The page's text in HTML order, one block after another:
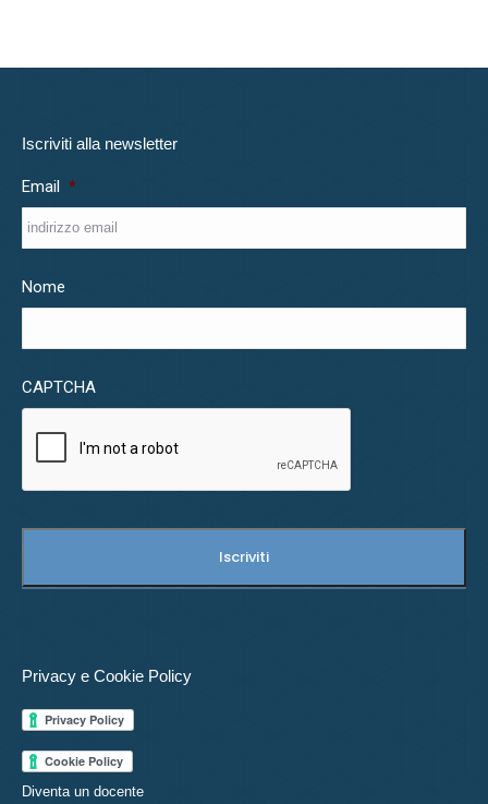
Iscriviti alla newsletter
Email *
Nome
CAPTCHA
Privacy e Cookie Policy
Diventa un docente